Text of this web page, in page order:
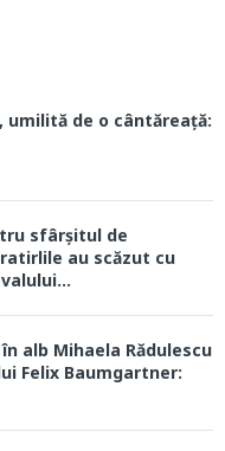
umilită de o cântăreață:
sfârșitul de
au scăzut cu
alb Mihaela Rădulescu
Felix Baumgartner: